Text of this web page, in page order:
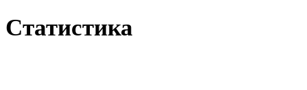
Статистика